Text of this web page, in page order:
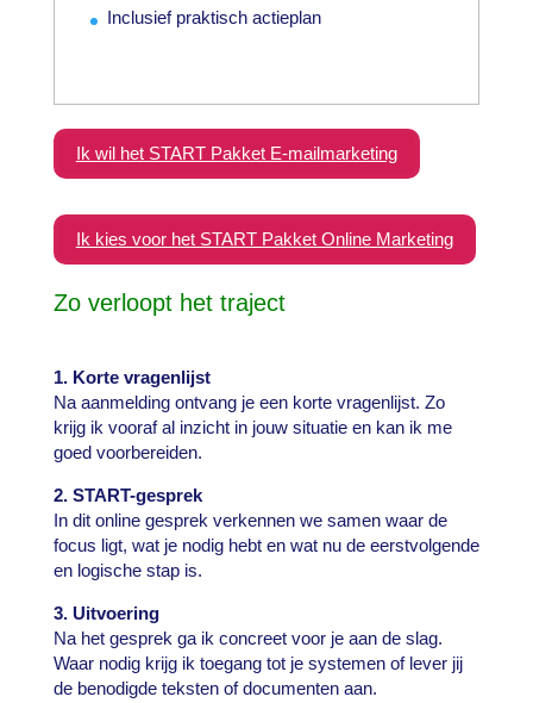
Inclusief praktisch actieplan
Ik wil het START Pakket E-mailmarketing
Ik kies voor het START Pakket Online Marketing
Zo verloopt het traject
1. Korte vragenlijst
Na aanmelding ontvang je een korte vragenlijst. Zo
krijg ik vooraf al inzicht in jouw situatie en kan ik me
goed voorbereiden.
2. START-gesprek
In dit online gesprek verkennen we samen waar de
focus ligt, wat je nodig hebt en wat nu de eerstvolgende
en logische stap is.
3. Uitvoering
Na het gesprek ga ik concreet voor je aan de slag.
Waar nodig krijg ik toegang tot je systemen of lever jij
de benodigde teksten of documenten aan.